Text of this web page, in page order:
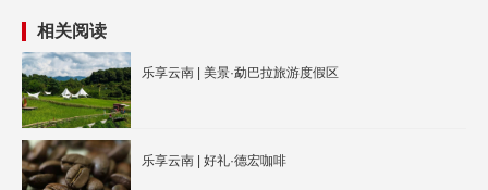
相关阅读
乐享云南 | 美景·勐巴拉旅游度假区
乐享云南 | 好礼·德宏咖啡